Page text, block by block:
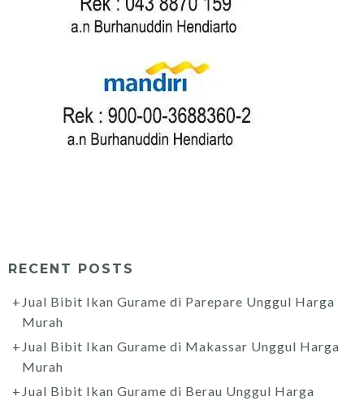
RECENT POSTS
Jual Bibit Ikan Gurame di Parepare Unggul Harga
Murah
Jual Bibit Ikan Gurame di Makassar Unggul Harga
Murah
Jual Bibit Ikan Gurame di Berau Unggul Harga